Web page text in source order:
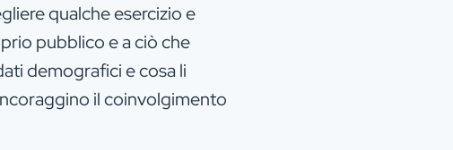
qualche esercizio e
pubblico e a ciò che
demografici e cosa li
il coinvolgimento